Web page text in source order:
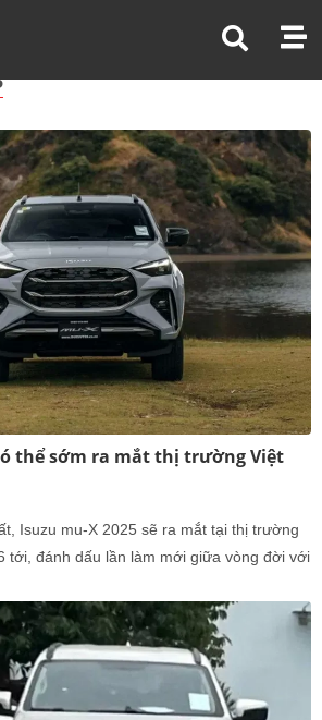
X 2025
thể sớm ra mắt thị trường Việt
Isuzu mu-X 2025 sẽ ra mắt tại thị trường
tới, đánh dấu lần làm mới giữa vòng đời với